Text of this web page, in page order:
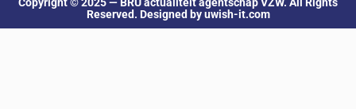
Reserved. Designed by uwish-it.com